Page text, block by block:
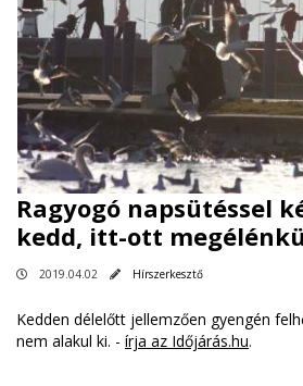
Ragyogó napsütéssel
kedd, itt-ott
2019.04.02 Hírszerkesztő
Kedden délelőtt jellemzően gyengén
nem alakul ki. - írja az Időjárás.hu.